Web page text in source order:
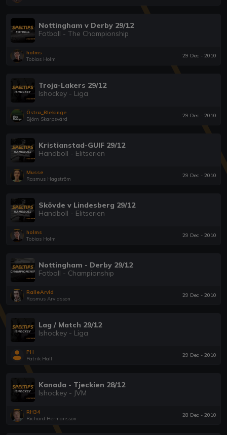
Nottingham v Derby 29/12
Fotboll - The Championship
holms
Tobias Holm
29 Dec - 2010
Troja-Lakers 29/12
Ishockey - Liga
Östra_Blekinge
Björn Skarpsvärd
29 Dec - 2010
Kristianstad-GUIF 29/12
Handboll - Elitserien
Musse
Rasmus Hagström
29 Dec - 2010
Skövde v Lindesberg 29/12
Handboll - Elitserien
holms
Tobias Holm
29 Dec - 2010
Nottingham - Derby 29/12
Fotboll - Championship
RalleArvid
Rasmus Arvidsson
29 Dec - 2010
Lag / Match 29/12
Ishockey - Liga
PH
Patrik Hall
29 Dec - 2010
Kanada - Tjeckien 28/12
Ishockey - JVM
RH34
Richard Hermansson
28 Dec - 2010